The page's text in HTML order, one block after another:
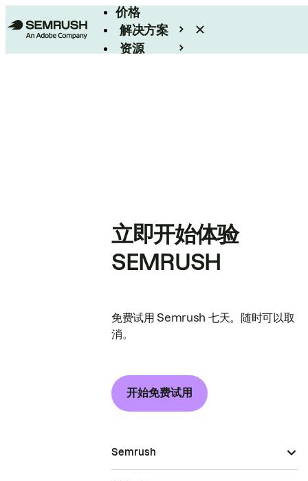
价格
解决方案
资源
立即开始体验
SEMRUSH
免费试用 Semrush 七天。随时可以取
消。
开始免费试用
Semrush